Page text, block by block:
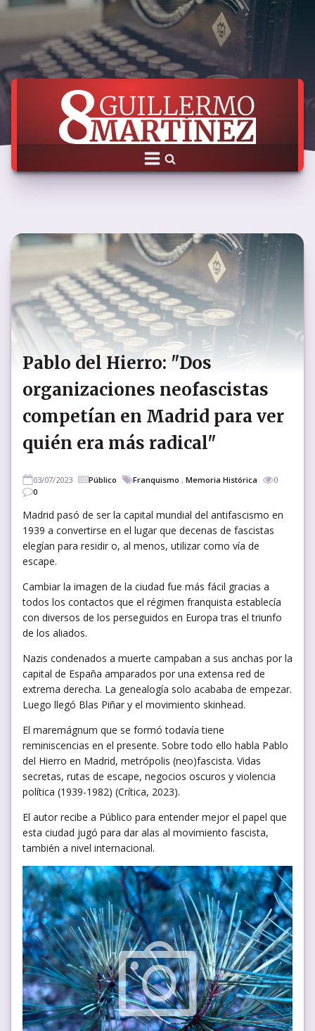
Pablo del Hierro: "Dos
organizaciones neofascistas
competían en Madrid para ver
quién era más radical"
03/07/2023 Público Franquismo , Memoria Histórica
0
0
Madrid pasó de ser la capital mundial del antifascismo en
1939 a convertirse en el lugar que decenas de fascistas
elegían para residir o, al menos, utilizar como vía de
escape.
Cambiar la imagen de la ciudad fue más fácil gracias a
todos los contactos que el régimen franquista establecía
con diversos de los perseguidos en Europa tras el triunfo
de los aliados.
Nazis condenados a muerte campaban a sus anchas por la
capital de España amparados por una extensa red de
extrema derecha. La genealogía solo acababa de empezar.
Luego llegó Blas Piñar y el movimiento skinhead.
El maremágnum que se formó todavía tiene
reminiscencias en el presente. Sobre todo ello habla Pablo
del Hierro en Madrid, metrópolis (neo)fascista. Vidas
secretas, rutas de escape, negocios oscuros y violencia
política (1939-1982) (Crítica, 2023).
El autor recibe a Público para entender mejor el papel que
esta ciudad jugó para dar alas al movimiento fascista,
también a nivel internacional.